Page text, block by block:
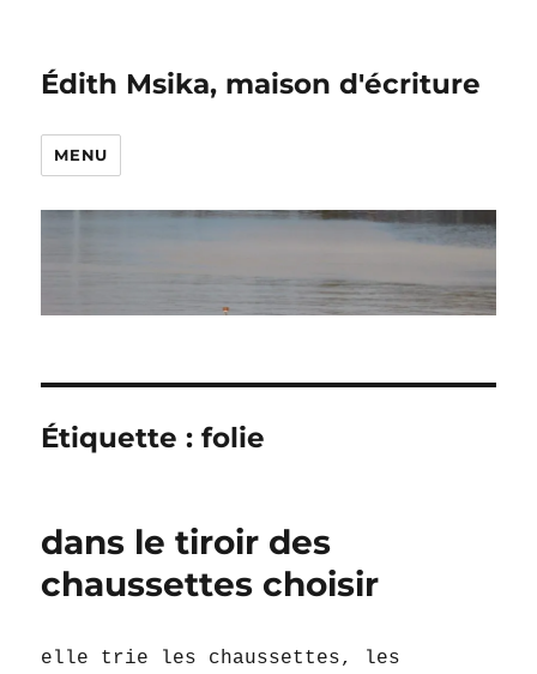
Édith Msika, maison d'écriture
MENU
Étiquette :folie
dans le tiroir des
chaussettes choisir
elle trie les chaussettes, les